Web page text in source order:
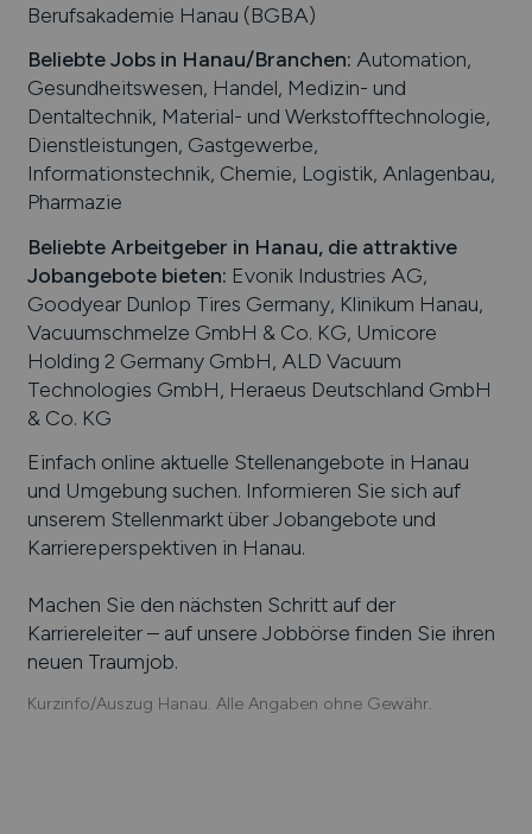
Berufsakademie Hanau (BGBA)
Beliebte Jobs in Hanau/Branchen: Automation,
Gesundheitswesen, Handel, Medizin- und
Dentaltechnik, Material- und Werkstofftechnologie,
Dienstleistungen, Gastgewerbe,
Informationstechnik, Chemie, Logistik, Anlagenbau,
Pharmazie
Beliebte Arbeitgeber in Hanau, die attraktive
Jobangebote bieten: Evonik Industries AG,
Goodyear Dunlop Tires Germany, Klinikum Hanau,
Vacuumschmelze GmbH & Co. KG, Umicore
Holding 2 Germany GmbH, ALD Vacuum
Technologies GmbH, Heraeus Deutschland GmbH
& Co. KG
Einfach online aktuelle Stellenangebote in Hanau
und Umgebung suchen. Informieren Sie sich auf
unserem Stellenmarkt über Jobangebote und
Karriereperspektiven in Hanau.
Machen Sie den nächsten Schritt auf der
Karriereleiter – auf unsere Jobbörse finden Sie ihren
neuen Traumjob.
Kurzinfo/Auszug Hanau. Alle Angaben ohne Gewähr.